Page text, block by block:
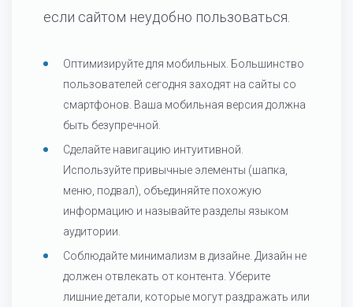
если сайтом неудобно пользоваться.
Оптимизируйте для мобильных. Большинство
пользователей сегодня заходят на сайты со
смартфонов. Ваша мобильная версия должна
быть безупречной.
Сделайте навигацию интуитивной.
Используйте привычные элементы (шапка,
меню, подвал), объединяйте похожую
информацию и называйте разделы языком
аудитории.
Соблюдайте минимализм в дизайне. Дизайн не
должен отвлекать от контента. Уберите
лишние детали, которые могут раздражать или